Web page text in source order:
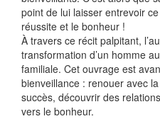
point de lui laisser entrevoir
réussite et le bonheur !
À travers ce récit palpitant,
transformation d’un homme
familiale. Cet ouvrage est
bienveillance : renouer avec
succès, découvrir des
vers le bonheur.